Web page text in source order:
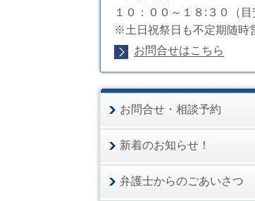
１０：００～１８:３０（目
※土日祝祭日も不定期随時
お問合せはこちら
お問合せ・相談予約
新着のお知らせ！
弁護士からのごあいさつ